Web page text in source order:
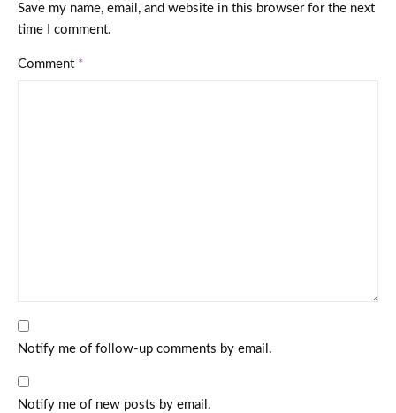
Save my name, email, and website in this browser for the next
time I comment.
Comment *
Notify me of follow-up comments by email.
Notify me of new posts by email.